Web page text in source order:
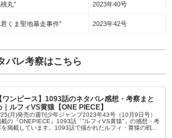
丸” 2023年40号
君くま聖地暴走事件” 2023年42号
バレ考察はこちら
【ワンピース】1093話のネタバレ感想・考察まと
｜ルフィVS黄猿【ONE PIECE】
月)発売の週刊少年ジャンプ2023年43号（10月9日号）
載の『ONEPIECE』1093話「”ルフィVS黄猿”」の感想・考
を掲載しています。1093話で描かれたルフィ・黄猿の戦い